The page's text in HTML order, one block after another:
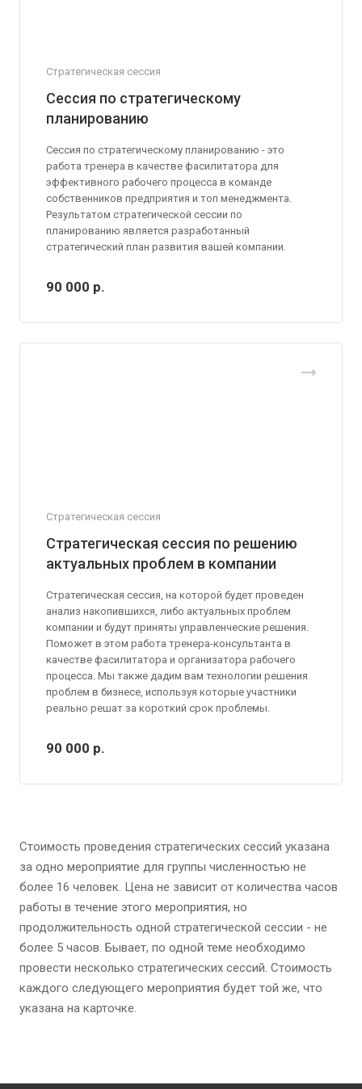
Стратегическая сессия
Сессия по стратегическому
планированию
Сессия по стратегическому планированию - это
работа тренера в качестве фасилитатора для
эффективного рабочего процесса в команде
собственников предприятия и топ менеджмента.
Результатом стратегической сессии по
планированию является разработанный
стратегический план развития вашей компании.
90 000 р.
Стратегическая сессия
Стратегическая сессия по решению
актуальных проблем в компании
Стратегическая сессия, на которой будет проведен
анализ накопившихся, либо актуальных проблем
компании и будут приняты управленческие решения.
Поможет в этом работа тренера-консультанта в
качестве фасилитатора и организатора рабочего
процесса. Мы также дадим вам технологии решения
проблем в бизнесе, используя которые участники
реально решат за короткий срок проблемы.
90 000 р.
Стоимость проведения стратегических сессий указана
за одно мероприятие для группы численностью не
более 16 человек. Цена не зависит от количества часов
работы в течение этого мероприятия, но
продолжительность одной стратегической сессии - не
более 5 часов. Бывает, по одной теме необходимо
провести несколько стратегических сессий. Стоимость
каждого следующего мероприятия будет той же, что
указана на карточке.